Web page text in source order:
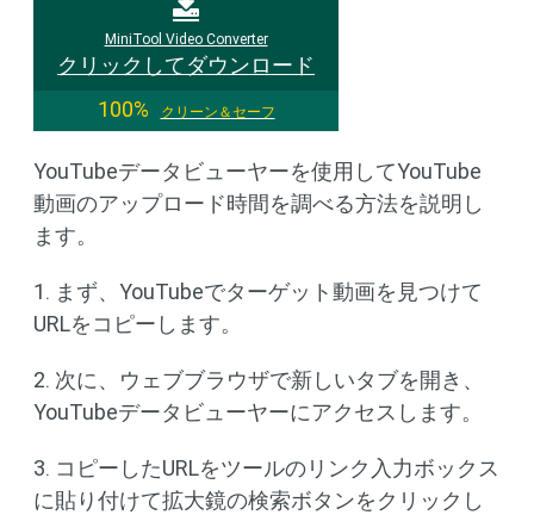
MiniTool Video Converter
クリックしてダウンロード
100%
クリーン＆セーフ
YouTubeデータビューヤーを使用してYouTube
動画のアップロード時間を調べる方法を説明し
ます。
1. まず、YouTubeでターゲット動画を見つけて
URLをコピーします。
2. 次に、ウェブブラウザで新しいタブを開き、
YouTubeデータビューヤーにアクセスします。
3. コピーしたURLをツールのリンク入力ボックス
に貼り付けて拡大鏡の検索ボタンをクリックし